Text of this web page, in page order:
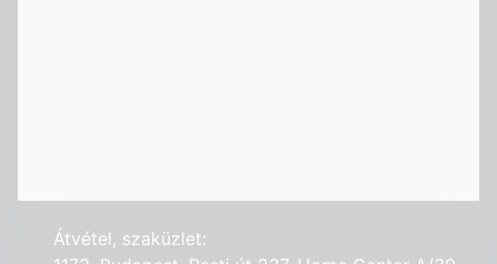
Átvétel, szaküzlet: